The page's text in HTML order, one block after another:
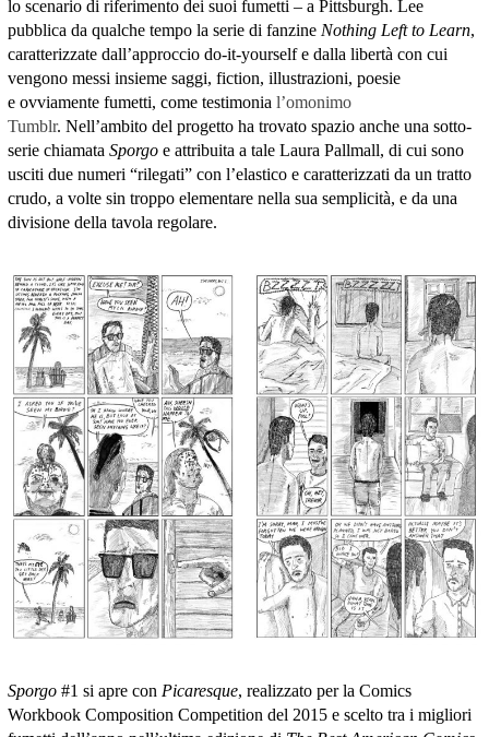
lo scenario di riferimento dei suoi fumetti – a Pittsburgh. Lee
pubblica da qualche tempo la serie di fanzine Nothing Left to Learn,
caratterizzate dall’approccio do-it-yourself e dalla libertà con cui
vengono messi insieme saggi, fiction, illustrazioni, poesie
e ovviamente fumetti, come testimonia l’omonimo
Tumblr. Nell’ambito del progetto ha trovato spazio anche una sotto-
serie chiamata Sporgoe attribuita a tale Laura Pallmall, di cui sono
usciti due numeri “rilegati” con l’elastico e caratterizzati da un tratto
crudo, a volte sin troppo elementare nella sua semplicità, e da una
divisione della tavola regolare.
Sporgo#1 si apre con Picaresque, realizzato per la Comics
Workbook Composition Competition del 2015 e scelto tra i migliori